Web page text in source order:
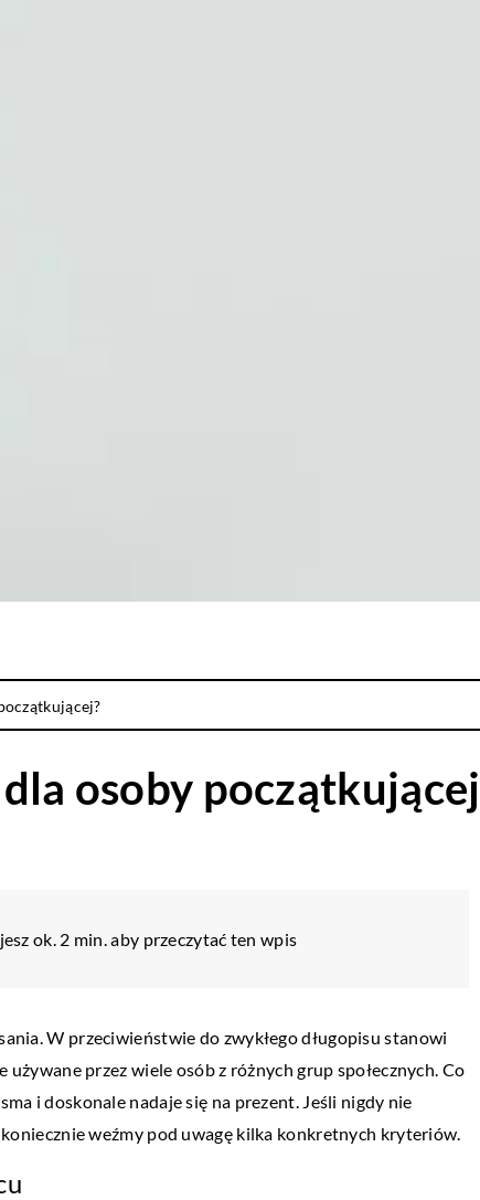
osoby
ok. 2 min. aby przeczytać ten wpis
W przeciwieństwie do zwykłego długopisu stanowi
przez wiele osób z różnych grup społecznych. Co
i doskonale nadaje się na prezent. Jeśli nigdy nie
weźmy pod uwagę kilka konkretnych kryteriów.